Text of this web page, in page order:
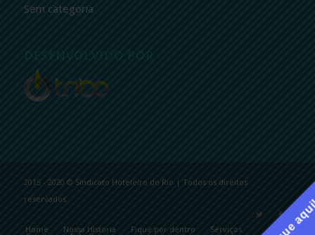
Sem categoria
DESENVOLVIDO POR
2015 - 2020 © Sindicato Hoteleiro do Rio | Todos os direitos
reservados
Home Nossa História Fique por dentro Serviços